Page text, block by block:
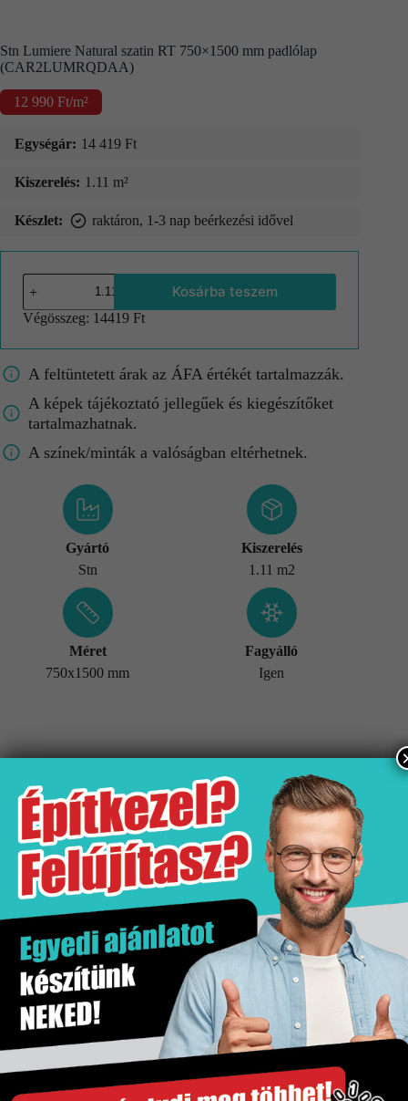
Stn Lumiere Natural szatin RT 750×1500 mm padlólap
(CAR2LUMRQDAA)
12 990 Ft/m²
Egységár: 14 419 Ft
Kiszerelés: 1.11 m²
Készlet: raktáron, 1-3 nap beérkezési idővel
Kosárba teszem
Végösszeg: 14419 Ft
A feltüntetett árak az ÁFA értékét tartalmazzák.
A képek tájékoztató jellegűek és kiegészítőket
tartalmazhatnak.
A színek/minták a valóságban eltérhetnek.
Gyártó
Stn
Kiszerelés
1.11 m2
Méret
750x1500 mm
Fagyálló
Igen
Tömeg 25 kg
Értékesítési egység doboz
Fagyálló Igen
Hatás Márvány hatás
Kiszerelés 1.11 m2
Mennyiségi egység m2
Méret 750×1500 mm
Padlólap